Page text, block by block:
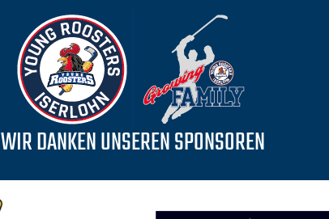
WIR DANKEN UNSEREN SPONSOREN